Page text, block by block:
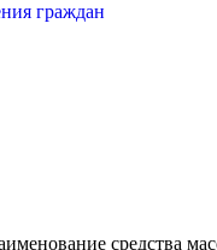
граждан
средства